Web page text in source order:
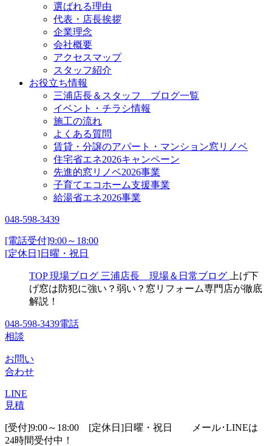
選ばれる理由
代表・店長挨拶
企業理念
会社概要
アクセスマップ
スタッフ紹介
お役立ち情報
三浦店長＆スタッフ ブログ一覧
イベント・チラシ情報
施工の流れ
よくある質問
賃貸・分譲のアパート・マンション窓リノベ
住宅省エネ2026キャンペーン
先進的窓リノベ2026事業
子育てエコホーム支援事業
給湯省エネ2026事業
048-598-3439
[電話受付]9:00～18:00
[定休日]日曜・祝日
TOP 現場ブログ 三浦店長 現場＆日常ブログ
上げ下
げ窓は防犯に強い？弱い？窓リフォーム専門店が徹底
解説！
048-598-3439電話
相談
お問い
合わせ
LINE
見積
[受付]9:00～18:00 [定休日]日曜・祝日
メール･LINEは
24時間受付中！